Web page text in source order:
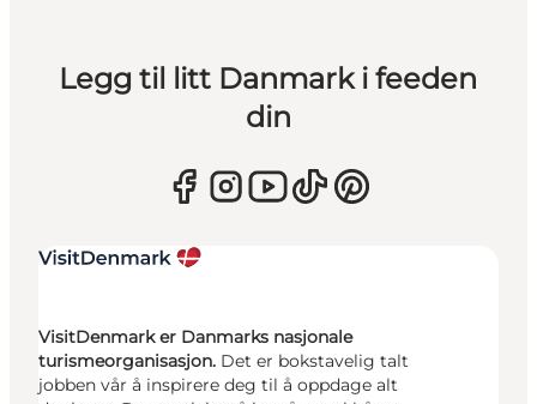
Legg til litt Danmark i feeden
din
VisitDenmark er Danmarks nasjonale
turismeorganisasjon. Det er bokstavelig talt
jobben vår å inspirere deg til å oppdage alt